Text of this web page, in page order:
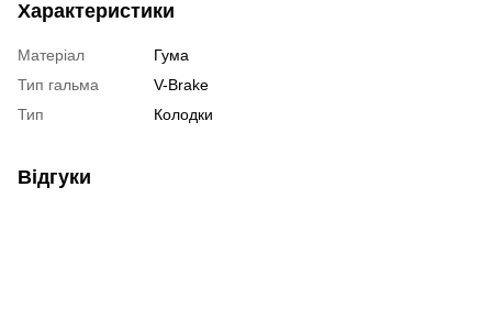
Характеристики
Матеріал
Гума
Тип гальма
V-Brake
Тип
Колодки
Відгуки